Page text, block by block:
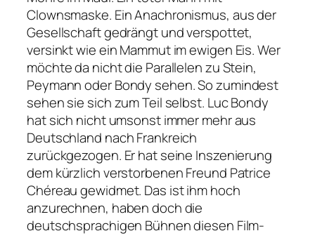
Clownsmaske. Ein Anachronismus, aus der
Gesellschaft gedrängt und verspottet,
versinkt wie ein Mammut im ewigen Eis. Wer
möchte da nicht die Parallelen zu Stein,
Peymann oder Bondy sehen. So zumindest
sehen sie sich zum Teil selbst. Luc Bondy
hat sich nicht umsonst immer mehr aus
Deutschland nach Frankreich
zurückgezogen. Er hat seine Inszenierung
dem kürzlich verstorbenen Freund Patrice
Chéreau gewidmet. Das ist ihm hoch
anzurechnen, haben doch die
deutschsprachigen Bühnen diesen Film-